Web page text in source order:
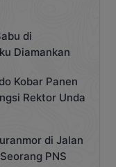
di
Diamankan
Kobar Panen
Rektor Unda
di Jalan
PNS